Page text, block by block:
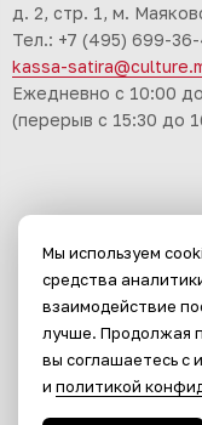
д. 2, стр. 1, м.
Тел.: +7 (495) 699-
kassa-
Ежедневно с 10:00
(перерыв с 15:30 до
Мы используем
средства
взаимодействие
лучше. Продолжая
вы соглашаетесь с
и политикой